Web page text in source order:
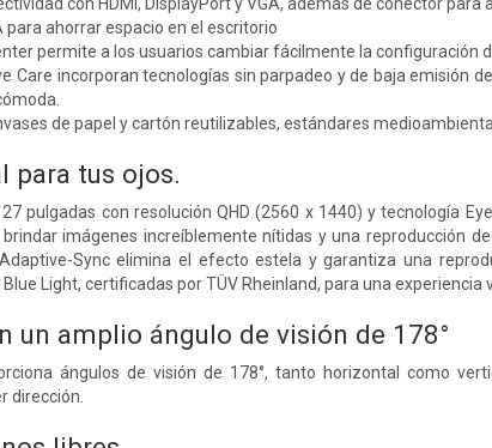
con HDMI, DisplayPort y VGA, además de conector para
para ahorrar espacio en el escritorio
permite a los usuarios cambiar fácilmente la configuración
Care incorporan tecnologías sin parpadeo y de baja emisión
de papel y cartón reutilizables, estándares
para tus ojos.
pulgadas con resolución QHD (2560 x 1440) y tecnología
imágenes increíblemente nítidas y una reproducción
Sync elimina el efecto estela y garantiza una
Light, certificadas por TÜV Rheinland, para una experiencia
un amplio ángulo de visión de 178°
ángulos de visión de 178°, tanto horizontal como
dirección.